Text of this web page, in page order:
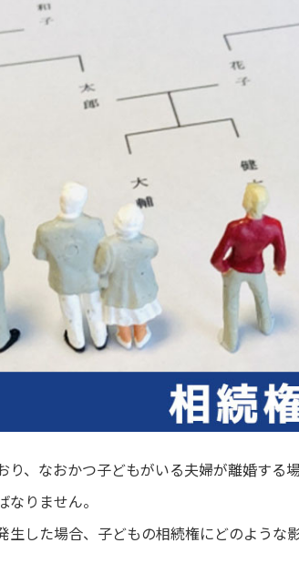
り、なおかつ子どもがいる夫婦が離婚する
りません。
生した場合、子どもの相続権にどのような